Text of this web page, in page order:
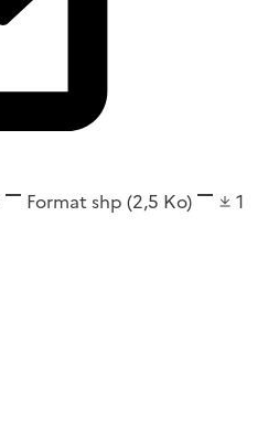
Format shp (2,5 Ko)
1